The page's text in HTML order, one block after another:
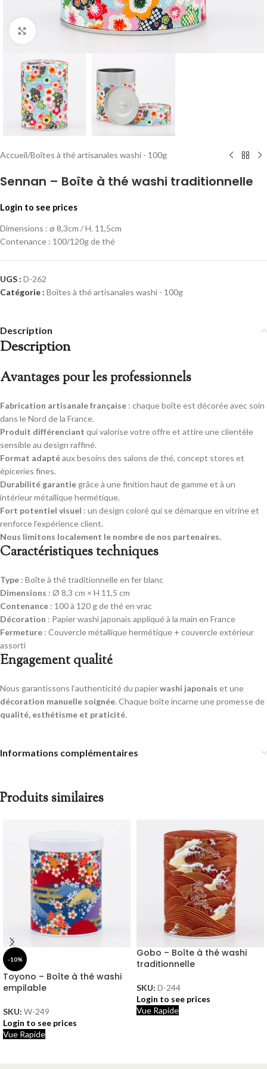
Click to enlarge
Accueil/Boîtes à thé artisanales washi - 100g
Sennan – Boîte à thé washi traditionnelle
Login to see prices
Dimensions : ø 8,3cm / H. 11,5cm
Contenance : 100/120g de thé
UGS : D-262
Catégorie : Boîtes à thé artisanales washi - 100g
Description
Description
Avantages pour les professionnels
Fabrication artisanale française : chaque boîte est décorée avec soin
dans le Nord de la France.
Produit différenciant qui valorise votre offre et attire une clientèle
sensible au design raffiné.
Format adaptéaux besoins des salons de thé, concept stores et
épiceries fines.
Durabilité garantie grâce à une finition haut de gamme et à un
intérieur métallique hermétique.
Fort potentiel visuel : un design coloré qui se démarque en vitrine et
renforce l’expérience client.
Nous limitons localement le nombre de nos partenaires.
Caractéristiques techniques
Type : Boîte à thé traditionnelle en fer blanc
Dimensions : Ø 8,3 cm × H 11,5 cm
Contenance : 100 à 120 g de thé en vrac
Décoration : Papier washi japonais appliqué à la main en France
Fermeture : Couvercle métallique hermétique + couvercle extérieur
assorti
Engagement qualité
Nous garantissons l’authenticité du papierwashi japonais et une
décoration manuelle soignée. Chaque boîte incarne une promesse de
qualité, esthétisme et praticité.
Informations complémentaires
Produits similaires
-10%
Toyono – Boîte à thé washi
empilable
SKU: W-249
Login to see prices
Vue Rapide
Gobo – Boîte à thé washi
traditionnelle
SKU: D-244
Login to see prices
Vue Rapide